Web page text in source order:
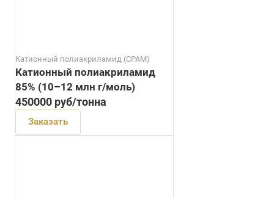
Катионный полиакриламид (CPAM)
Катионный полиакриламид
85% (10–12 млн г/моль)
450000 руб/тонна
Заказать